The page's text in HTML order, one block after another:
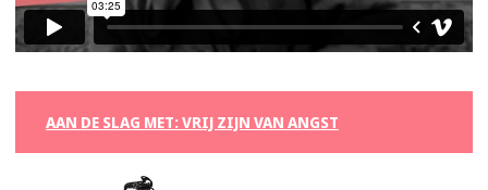
AAN DE SLAG MET: VRIJ ZIJN VAN ANGST